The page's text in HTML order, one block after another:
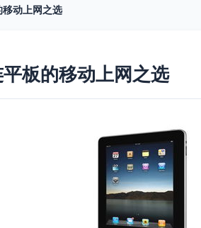
动上网之选
板的移动上网之选